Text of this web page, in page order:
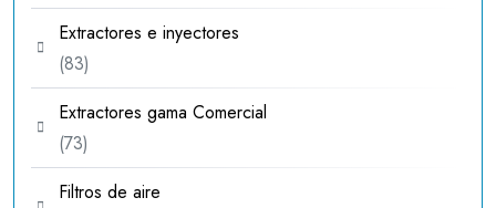
productos
Extractores e inyectores
8383
productos
Extractores gama Comercial
7373
productos
Filtros de aire